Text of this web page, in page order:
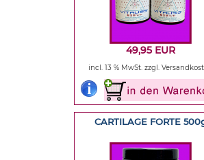
49,95 EUR
incl. 13 % MwSt. zzgl.
CARTILAGE FORTE